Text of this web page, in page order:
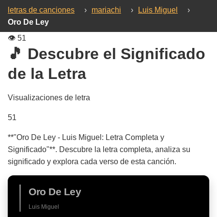
letras de canciones › mariachi › Luis Miguel
›
Oro De Ley
👁️ 51
🎵 Descubre el Significado
de la Letra
Visualizaciones de letra
51
**"Oro De Ley - Luis Miguel: Letra Completa y
Significado"**. Descubre la letra completa, analiza su
significado y explora cada verso de esta canción.
Oro De Ley
Luis Miguel